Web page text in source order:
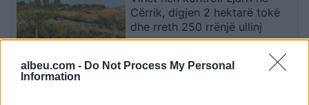
albeu.com - Do Not Process My Personal
Information
Cërrik, digjen 2 hektarë tokë
dhe rreth 250 rrënjë ullinj